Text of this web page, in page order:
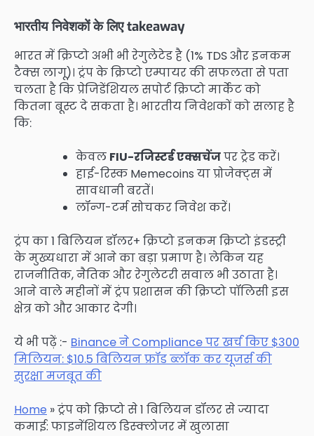
भारतीय निवेशकों के लिए takeaway
भारत में क्रिप्टो अभी भी रेगुलेटेड है (1% TDS और इनकम
टैक्स लागू)। ट्रंप के क्रिप्टो एम्पायर की सफलता से पता
चलता है कि प्रेजिडेंशियल सपोर्ट क्रिप्टो मार्केट को
कितना बूस्ट दे सकता है। भारतीय निवेशकों को सलाह है
कि:
केवल FIU-रजिस्टर्ड एक्सचेंजपर ट्रेड करें।
हाई-रिस्क Memecoins या प्रोजेक्ट्स में
सावधानी बरतें।
लॉन्ग-टर्म सोचकर निवेश करें।
ट्रंप का 1 बिलियन डॉलर+ क्रिप्टो इनकम क्रिप्टो इंडस्ट्री
के मुख्यधारा में आने का बड़ा प्रमाण है। लेकिन यह
राजनीतिक, नैतिक और रेगुलेटरी सवाल भी उठाता है।
आने वाले महीनों में ट्रंप प्रशासन की क्रिप्टो पॉलिसी इस
क्षेत्र को और आकार देगी।
ये भी पढ़ें :- Binance ने Compliance पर खर्च किए $300
मिलियन: $10.5 बिलियन फ्रॉड ब्लॉक कर यूजर्स की
सुरक्षा मजबूत की
Home »ट्रंप को क्रिप्टो से 1 बिलियन डॉलर से ज्यादा
कमाई: फाइनेंशियल डिस्क्लोजर में खुलासा